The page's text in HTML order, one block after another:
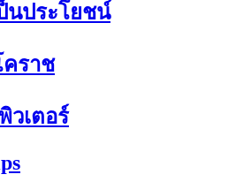
นประโยชน์
คราช
วเตอร์